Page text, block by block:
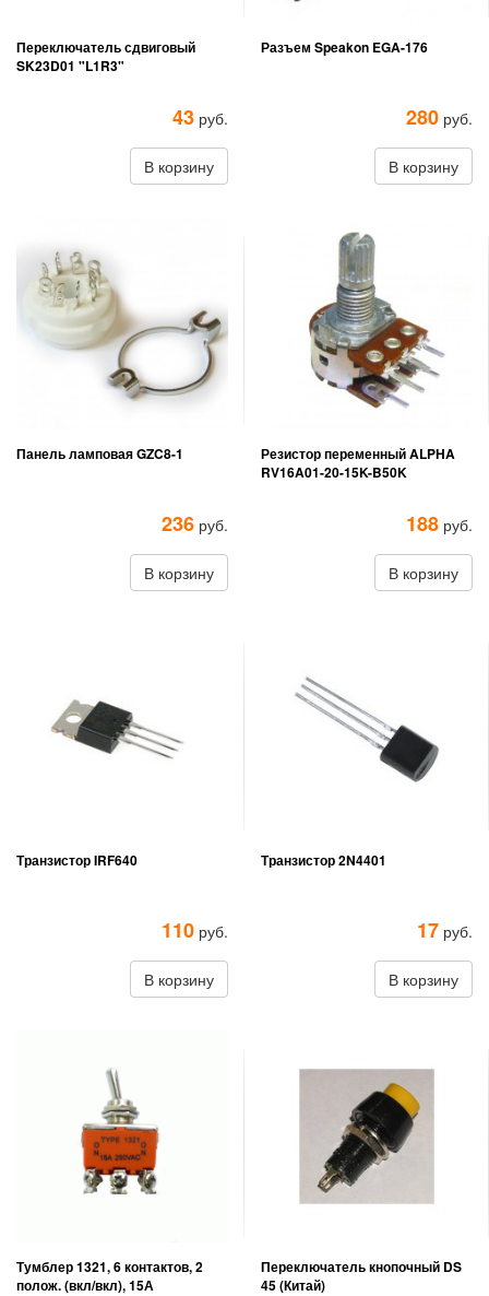
Переключатель сдвиговый
SK23D01 "L1R3"
43 руб.
В корзину
Разъем Speakon EGA-176
280 руб.
В корзину
Панель ламповая GZC8-1
236 руб.
В корзину
Резистор переменный ALPHA
RV16A01-20-15K-B50K
188 руб.
В корзину
Транзистор IRF640
110 руб.
В корзину
Транзистор 2N4401
17 руб.
В корзину
Тумблер 1321, 6 контактов, 2
полож. (вкл/вкл), 15А
Переключатель кнопочный DS
45 (Китай)